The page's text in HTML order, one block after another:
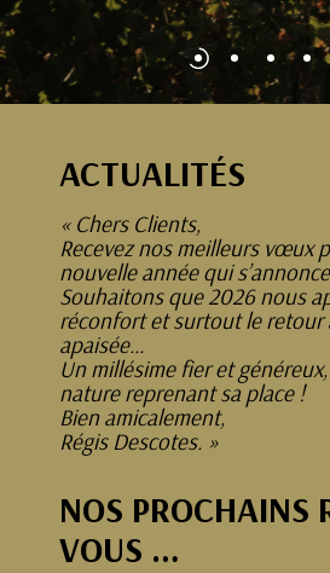
ACTUALITÉS
« Chers Clients,
Recevez nos meilleurs vœux
nouvelle année qui
Souhaitons que 2026 nous
réconfort et surtout le retour
apaisée…
Un millésime fier et
nature reprenant sa place !
Bien amicalement,
Régis Descotes. »
NOS PROCHAINS
VOUS …